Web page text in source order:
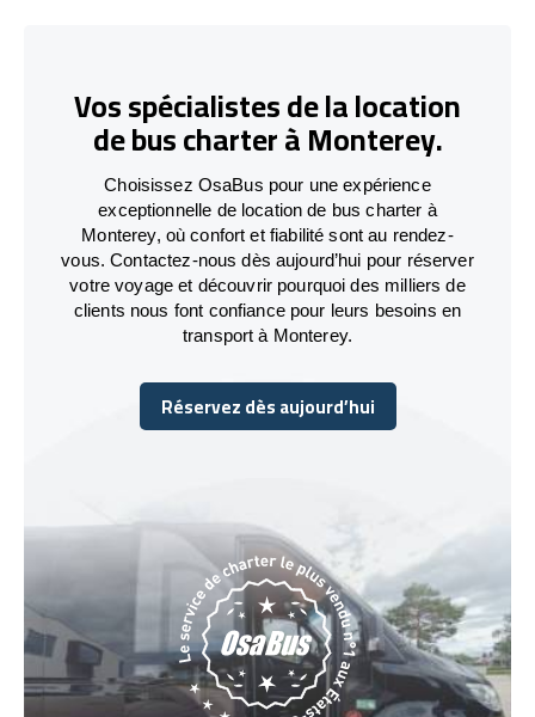
Vos spécialistes de la location
de bus charter à Monterey.
Choisissez OsaBus pour une expérience
exceptionnelle de location de bus charter à
Monterey, où confort et fiabilité sont au rendez-
vous. Contactez-nous dès aujourd’hui pour réserver
votre voyage et découvrir pourquoi des milliers de
clients nous font confiance pour leurs besoins en
transport à Monterey.
Réservez dès aujourd’hui
Réservez dès aujourd’hui